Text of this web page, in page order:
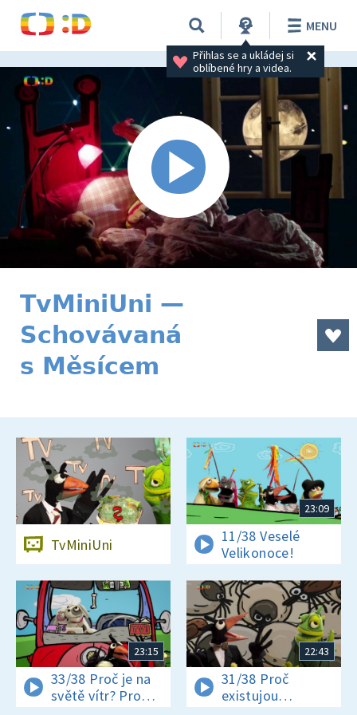
Přihlas se a ukládej si
oblíbené hry a videa.
MENU
TvMiniUni —
Schovávaná
s Měsícem
TvMiniUni
23:09
11/38 Veselé
Velikonoce!
23:15
33/38 Proč je na
světě vítr? Proč
22:43
31/38 Proč
existujou